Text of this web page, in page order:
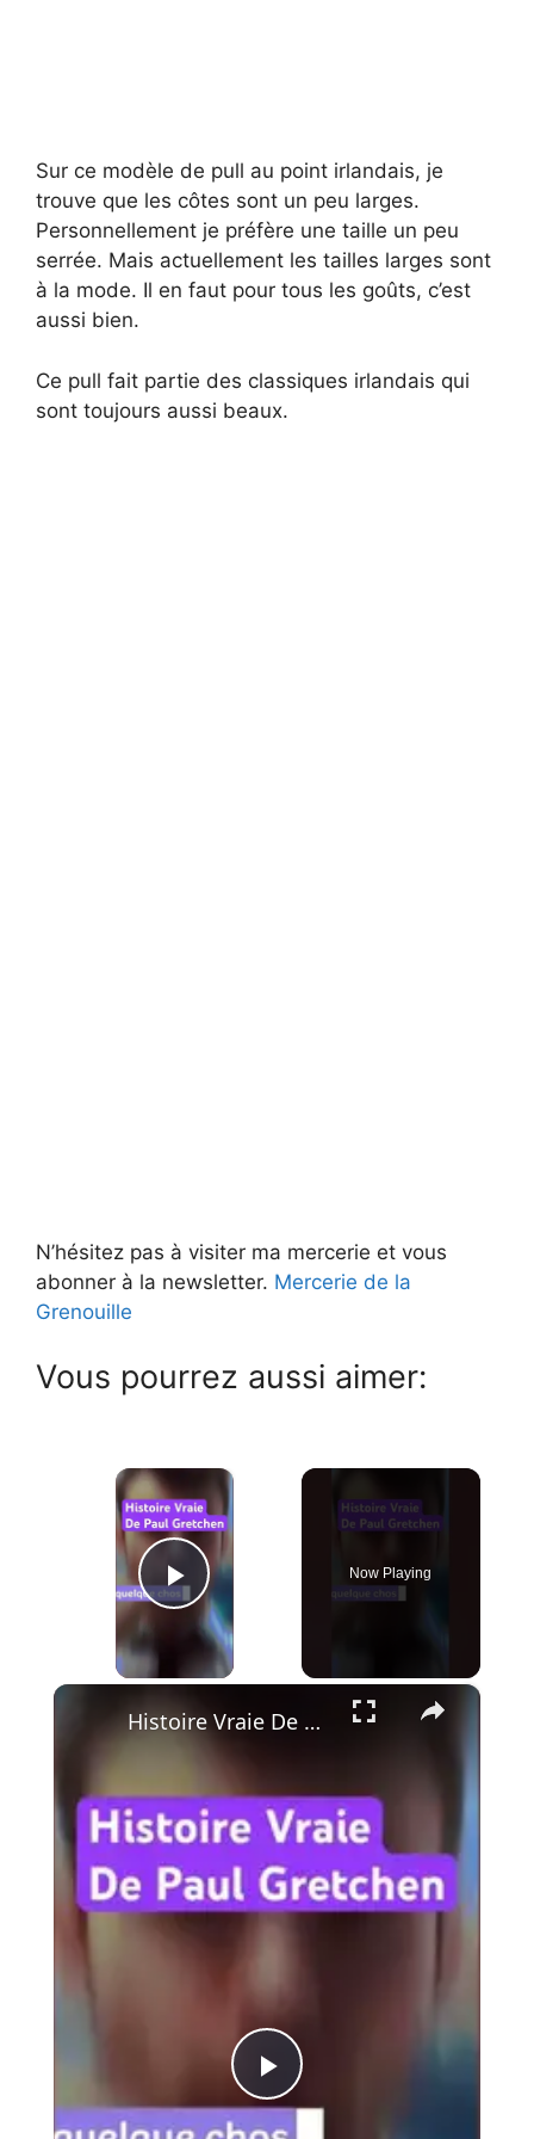
Sur ce modèle de pull au point irlandais, je
trouve que les côtes sont un peu larges.
Personnellement je préfère une taille un peu
serrée. Mais actuellement les tailles larges sont
à la mode. Il en faut pour tous les goûts, c’est
aussi bien.
Ce pull fait partie des classiques irlandais qui
sont toujours aussi beaux.
N’hésitez pas à visiter ma mercerie et vous
abonner à la newsletter. Mercerie de la
Grenouille
Vous pourrez aussi aimer:
×
Play Video
Now Playing
×
P
Histoire Vraie De Paul Gretchen : synchronicité